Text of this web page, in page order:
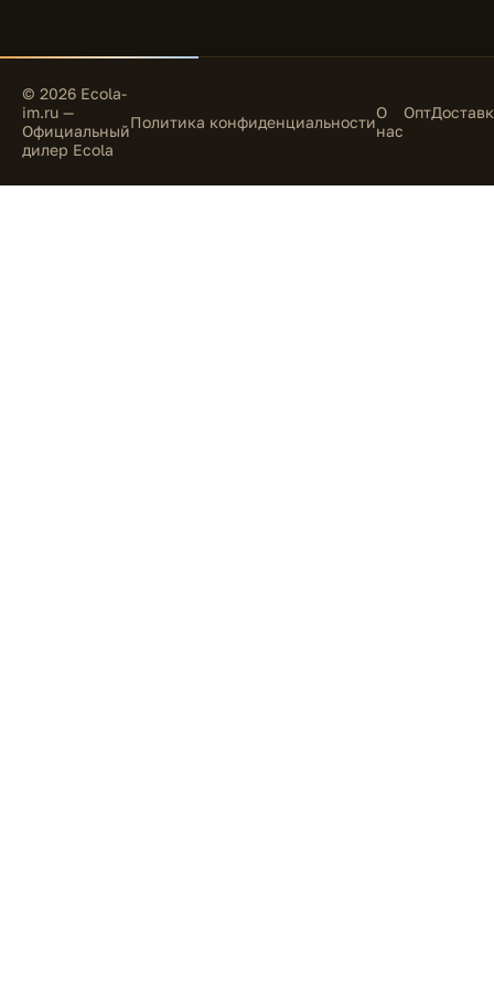
© 2026 Ecola-
im.ru —
Официальный
дилер Ecola
Политика конфиденциальностиО
нас
Опт